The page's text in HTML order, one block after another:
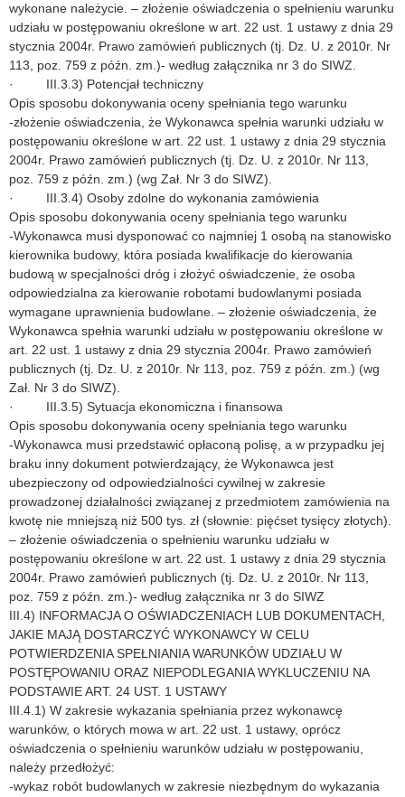
wykonane należycie. – złożenie oświadczenia o spełnieniu warunku
udziału w postępowaniu określone w art. 22 ust. 1 ustawy z dnia 29
stycznia 2004r. Prawo zamówień publicznych (tj. Dz. U. z 2010r. Nr
113, poz. 759 z późn. zm.)- według załącznika nr 3 do SIWZ.
· III.3.3) Potencjał techniczny
Opis sposobu dokonywania oceny spełniania tego warunku
-złożenie oświadczenia, że Wykonawca spełnia warunki udziału w
postępowaniu określone w art. 22 ust. 1 ustawy z dnia 29 stycznia
2004r. Prawo zamówień publicznych (tj. Dz. U. z 2010r. Nr 113,
poz. 759 z późn. zm.) (wg Zał. Nr 3 do SIWZ).
· III.3.4) Osoby zdolne do wykonania zamówienia
Opis sposobu dokonywania oceny spełniania tego warunku
-Wykonawca musi dysponować co najmniej 1 osobą na stanowisko
kierownika budowy, która posiada kwalifikacje do kierowania
budową w specjalności dróg i złożyć oświadczenie, że osoba
odpowiedzialna za kierowanie robotami budowlanymi posiada
wymagane uprawnienia budowlane. – złożenie oświadczenia, że
Wykonawca spełnia warunki udziału w postępowaniu określone w
art. 22 ust. 1 ustawy z dnia 29 stycznia 2004r. Prawo zamówień
publicznych (tj. Dz. U. z 2010r. Nr 113, poz. 759 z późn. zm.) (wg
Zał. Nr 3 do SIWZ).
· III.3.5) Sytuacja ekonomiczna i finansowa
Opis sposobu dokonywania oceny spełniania tego warunku
-Wykonawca musi przedstawić opłaconą polisę, a w przypadku jej
braku inny dokument potwierdzający, że Wykonawca jest
ubezpieczony od odpowiedzialności cywilnej w zakresie
prowadzonej działalności związanej z przedmiotem zamówienia na
kwotę nie mniejszą niż 500 tys. zł (słownie: pięćset tysięcy złotych).
– złożenie oświadczenia o spełnieniu warunku udziału w
postępowaniu określone w art. 22 ust. 1 ustawy z dnia 29 stycznia
2004r. Prawo zamówień publicznych (tj. Dz. U. z 2010r. Nr 113,
poz. 759 z późn. zm.)- według załącznika nr 3 do SIWZ
III.4) INFORMACJA O OŚWIADCZENIACH LUB DOKUMENTACH,
JAKIE MAJĄ DOSTARCZYĆ WYKONAWCY W CELU
POTWIERDZENIA SPEŁNIANIA WARUNKÓW UDZIAŁU W
POSTĘPOWANIU ORAZ NIEPODLEGANIA WYKLUCZENIU NA
PODSTAWIE ART. 24 UST. 1 USTAWY
III.4.1) W zakresie wykazania spełniania przez wykonawcę
warunków, o których mowa w art. 22 ust. 1 ustawy, oprócz
oświadczenia o spełnieniu warunków udziału w postępowaniu,
należy przedłożyć:
-wykaz robót budowlanych w zakresie niezbędnym do wykazania